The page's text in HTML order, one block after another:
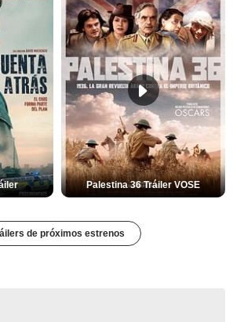
Palestina 36 Tráiler VOSE
de próximos estrenos